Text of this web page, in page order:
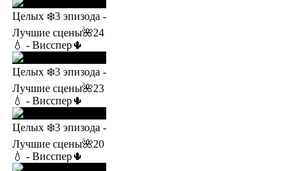
Целых ❄️3 эпизода -
Лучшие сцены🌺24
💧 - Висспер🌵
Целых ❄️3 эпизода -
Лучшие сцены🌺23
💧 - Висспер🌵
Целых ❄️3 эпизода -
Лучшие сцены🌺20
💧 - Висспер🌵